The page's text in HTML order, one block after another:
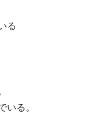
る
いる。